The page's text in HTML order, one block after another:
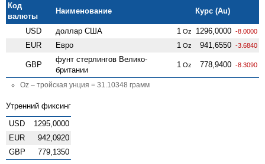
Код
валюты
Наименование Курс (Au)
USD доллар США 1 Oz 1296,0000 -8.0000
EUR Евро 1 Oz 941,6550 -3.6840
GBP
фунт стерлингов Велико­
британии
1 Oz 778,9400 -8.3090
Oz – тройская унция = 31.10348 грамм
Утренний фиксинг
USD
1295,0000
EUR
942,0920
GBP
779,1350